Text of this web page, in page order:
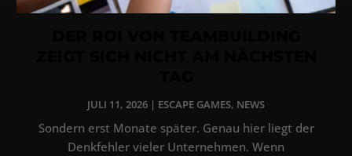
JULI 11, 2026 | ESCAPE GAMES, NEWS
Sondern erst Monate später. Genau hier liegt der
Denkfehler vieler Unternehmen. Wenn